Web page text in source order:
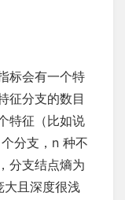
标会有一个特
征分支的数目
特征（比如说
分支，n 种不
分支结点熵为
大且深度很浅